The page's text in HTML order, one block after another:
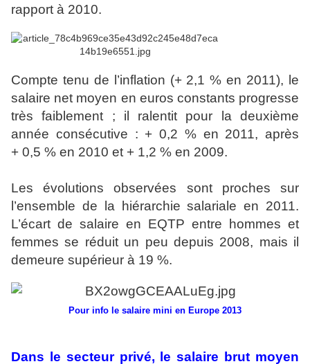
rapport à 2010.
Compte tenu de l’inflation (+ 2,1 % en 2011), le
salaire net moyen en euros constants progresse
très faiblement ; il ralentit pour la deuxième
année consécutive : + 0,2 % en 2011, après
+ 0,5 % en 2010 et + 1,2 % en 2009.
Les évolutions observées sont proches sur
l’ensemble de la hiérarchie salariale en 2011.
L’écart de salaire en EQTP entre hommes et
femmes se réduit un peu depuis 2008, mais il
demeure supérieur à 19 %.
Pour info le salaire mini en Europe 2013
Dans le secteur privé, le salaire brut moyen